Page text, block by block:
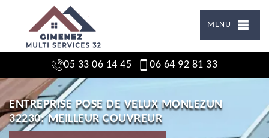
MENU
05 33 06 14 45 06 64 92 81 33
ENTREPRISE POSE DE VELUX MONLEZUN
32230: MEILLEUR COUVREUR